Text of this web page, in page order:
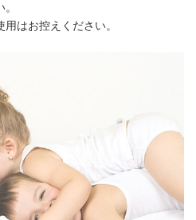
はお控えください。